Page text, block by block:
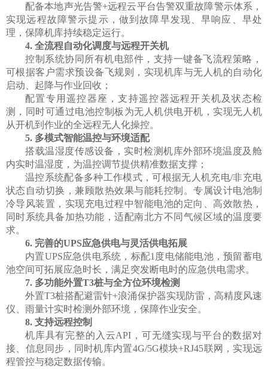
配备本地声光告警+远程云平台告警双重故障警示体系，
实现远程故障警示提示，做到故障早发现、早响应、早处
理，保障机库持续稳定运行。
4. 全流程自动化调度与远程开关机
控制系统协同所有机电部件，支持一键备飞流程策略，
可根据客户需求预设备飞规则，实现机库与无人机的自动化
启动、起降与作业回收；
配置专用遥控器座，支持遥控器远程开关机及状态检
测，同时可通过电池控制板为无人机供电开机，实现无人机
从开机到作业的全远程无人化操控。
5. 多模式智能温控与环境适配
搭载温湿度传感设备，实时检测机库外部环境温度及舱
内实时温湿度，为温控调节提供精准数据支撑；
温控系统配备多种工作模式，可根据无人机充电/非充电
状态自动切换，兼顾散热效果与能耗控制。专属设计电池制
冷导风装置，实现充电过程中智能电池的定向、高效散热，
同时系统具备加热功能，适配南北方不同气候区域的温度要
求。
6. 完善的UPS应急供电与灵活供电拓展
内置UPS应急供电系统，标配1 度电储能电池，预留蓄电
池空间可拓展应急时长，满足突发断电时的应急供电需求。
7. 多功能外置T3桩与全方位环境检测
外置T3桩搭配避雷针+浪涌保护器实现防雷，高精度风速
仪、雨量计实时检测外部环境，保障作业安全。
8. 支持远程控制
机库具有完整的入云API ，可无缝实现与平台的数据对
接、信息同步，同时机库内置4G/5G模块+RJ45联网，实现远
程管控与稳定数据传输。